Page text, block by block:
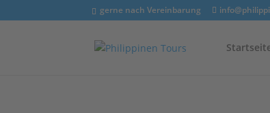
gerne nach Vereinbarung